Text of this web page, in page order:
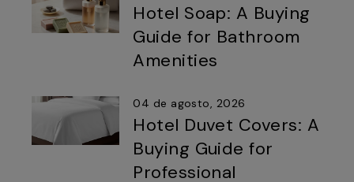
Hotel Soap: A Buying
Guide for Bathroom
Amenities
04 de agosto, 2026
Hotel Duvet Covers: A
Buying Guide for
Professional